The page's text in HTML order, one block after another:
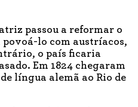
passou a reformar o
povoá-lo com austríacos,
o país ficaria
Em 1824 chegaram
língua alemã ao Rio de